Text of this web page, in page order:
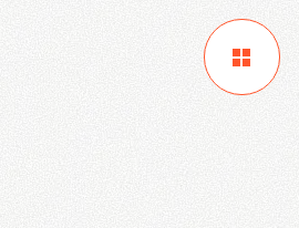
企業情報